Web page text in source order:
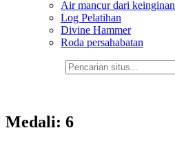
Air mancur dari keinginan
Log Pelatihan
Divine Hammer
Roda persahabatan
Medali: 6